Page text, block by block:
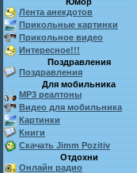
Лента анекдотов
Прикольные картинки
Прикольное видео
Интересное!!!
Поздравления
Поздравления
Для мобильника
MP3 реалтоны
Видео для мобильника
Картинки
Книги
Скачать Jimm Pozitiv
Отдохни
Онлайн радио